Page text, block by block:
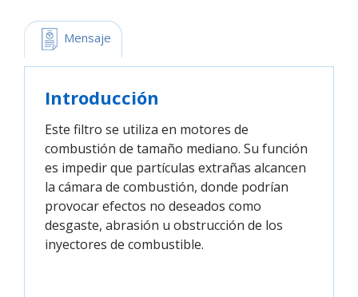
Mensaje
Introducción
Este filtro se utiliza en motores de
combustión de tamaño mediano. Su función
es impedir que partículas extrañas alcancen
la cámara de combustión, donde podrían
provocar efectos no deseados como
desgaste, abrasión u obstrucción de los
inyectores de combustible.